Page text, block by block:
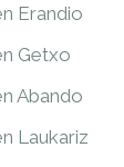
Erandio
Getxo
Abando
Laukariz